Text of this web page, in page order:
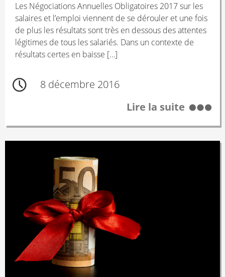
Les Négociations Annuelles Obligatoires 2017 sur les
salaires et l’emploi viennent de se dérouler et une fois
de plus les résultats sont très en dessous des attentes
légitimes de tous les salariés. Dans un contexte de
résultats certes en baisse […]
8 décembre 2016
Lire la suite